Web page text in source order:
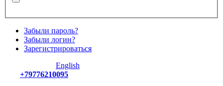
Забыли пароль?
Забыли логин?
Зарегистрироваться
English
+79776210095